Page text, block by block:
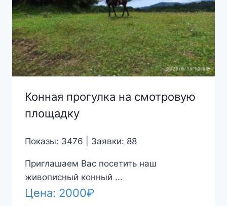
Конная прогулка на смотровую
площадку
Показы: 3476 | Заявки: 88
Приглашаем Вас посетить наш
живописный конный ...
Цена: 2000₽